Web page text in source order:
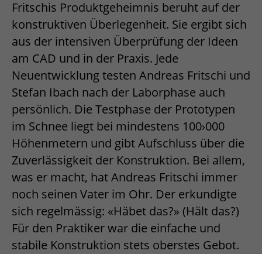
Fritschis Produktgeheimnis beruht auf der
konstruktiven Überlegenheit. Sie ergibt sich
aus der intensiven Überprüfung der Ideen
am CAD und in der Praxis. Jede
Neuentwicklung testen Andreas Fritschi und
Stefan Ibach nach der Laborphase auch
persönlich. Die Testphase der Prototypen
im Schnee liegt bei mindestens 100›000
Höhenmetern und gibt Aufschluss über die
Zuverlässigkeit der Konstruktion. Bei allem,
was er macht, hat Andreas Fritschi immer
noch seinen Vater im Ohr. Der erkundigte
sich regelmässig: «Häbet das?» (Hält das?)
Für den Praktiker war die einfache und
stabile Konstruktion stets oberstes Gebot.